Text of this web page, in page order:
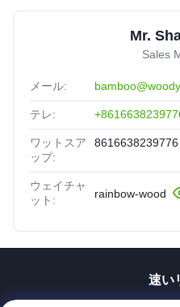
Mr.
Sales
メール:
テレ:
ワットスア
ップ:
8616638239776
ウェイチャ
ット:
rainbow-wood
速い